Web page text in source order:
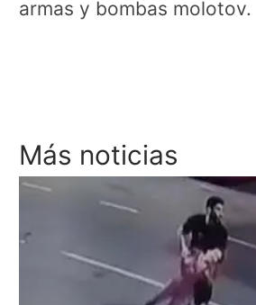
armas y bombas molotov.
Más noticias